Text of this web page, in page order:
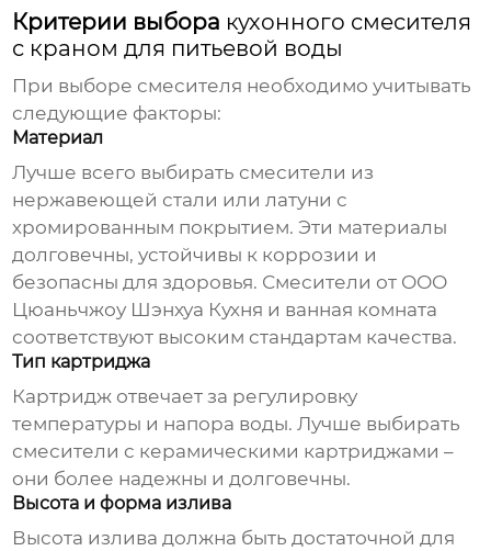
Критерии выбора кухонного смесителя
с краном для питьевой воды
При выборе смесителя необходимо учитывать
следующие факторы:
Материал
Лучше всего выбирать смесители из
нержавеющей стали или латуни с
хромированным покрытием. Эти материалы
долговечны, устойчивы к коррозии и
безопасны для здоровья. Смесители от ООО
Цюаньчжоу Шэнхуа Кухня и ванная комната
соответствуют высоким стандартам качества.
Тип картриджа
Картридж отвечает за регулировку
температуры и напора воды. Лучше выбирать
смесители с керамическими картриджами –
они более надежны и долговечны.
Высота и форма излива
Высота излива должна быть достаточной для